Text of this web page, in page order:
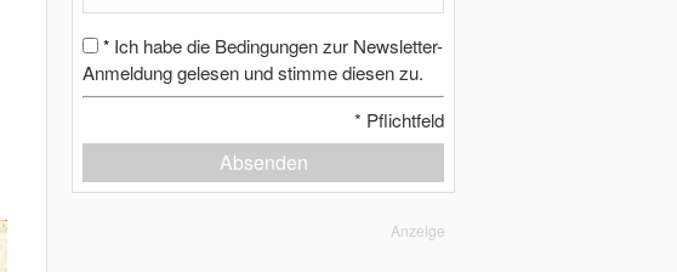
* Ich habe die Bedingungen zur Newsletter-
Anmeldung gelesen und stimme diesen zu.
* Pflichtfeld
Absenden
Anzeige